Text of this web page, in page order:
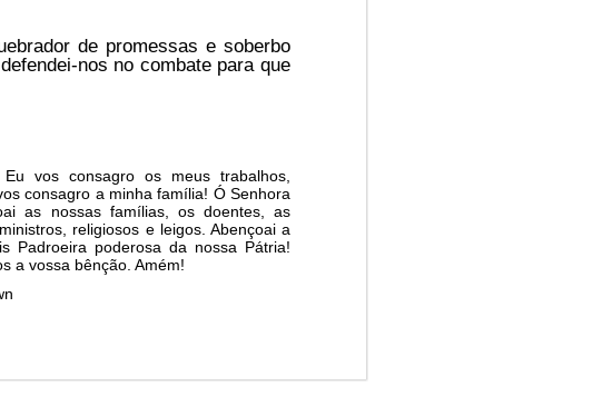
de promessas e soberbo
defendei-nos no combate para que
vos consagro os meus trabalhos,
consagro a minha família! Ó Senhora
as nossas famílias, os doentes, as
religiosos e leigos. Abençoai a
Padroeira poderosa da nossa Pátria!
a vossa bênção. Amém!